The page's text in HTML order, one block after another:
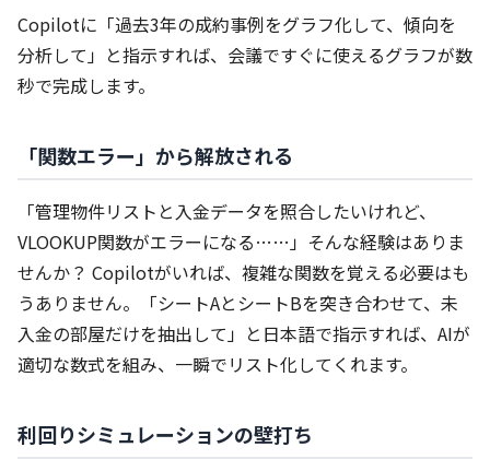
Copilotに「過去3年の成約事例をグラフ化して、傾向を
分析して」と指示すれば、会議ですぐに使えるグラフが数
秒で完成します。
「関数エラー」から解放される
「管理物件リストと入金データを照合したいけれど、
VLOOKUP関数がエラーになる……」そんな経験はありま
せんか？ Copilotがいれば、複雑な関数を覚える必要はも
うありません。「シートAとシートBを突き合わせて、未
入金の部屋だけを抽出して」と日本語で指示すれば、AIが
適切な数式を組み、一瞬でリスト化してくれます。
利回りシミュレーションの壁打ち